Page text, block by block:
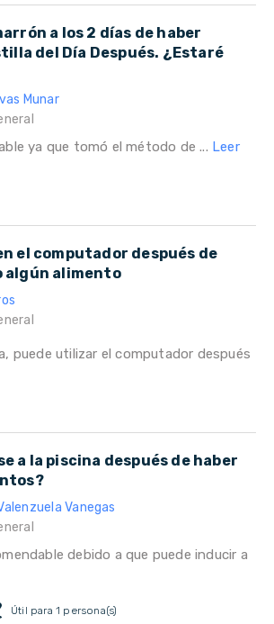
a los 2 días de haber
del Día Después. ¿Estaré
Munar
ya que tomó el método de ... Leer
el computador después de
algún alimento
puede utilizar el computador después
a la piscina después de haber
Vanegas
debido a que puede inducir a
Útil para 1 persona(s)